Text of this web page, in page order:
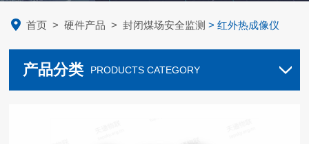
首页 >硬件产品 >封闭煤场安全监测 > 红外热成像仪
产品分类 PRODUCTS CATEGORY